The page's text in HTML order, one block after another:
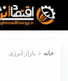
خانه بازار انرژی